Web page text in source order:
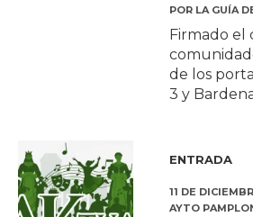
POR LA GUÍA
Firmado el
de los
3 y
ENTRADA
11 DE
AYTO